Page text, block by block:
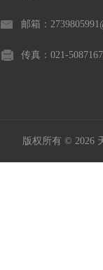
邮箱：
传真：021-
版权所有 © 2026